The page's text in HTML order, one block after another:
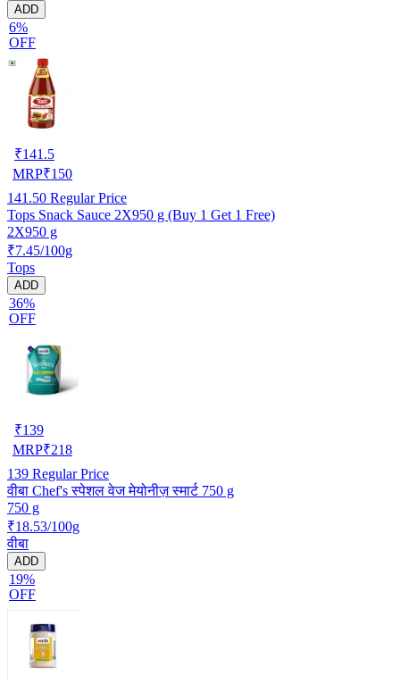
ADD
6%
OFF
₹141.5
MRP₹150
141.50 Regular Price
Tops Snack Sauce 2X950 g (Buy 1 Get 1 Free)
2X950 g
₹7.45/100g
Tops
ADD
36%
OFF
₹139
MRP₹218
139 Regular Price
वीबा Chef's स्पेशल वेज मेयोनीज़ स्मार्ट 750 g
750 g
₹18.53/100g
वीबा
ADD
19%
OFF